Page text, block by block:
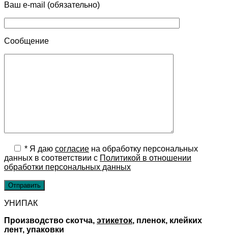
Ваш e-mail (обязательно)
Сообщение
* Я даю cогласие на обработку персональных
данных в соответствии с Политикой в отношении
обработки персональных данных
УНИПАК
Производство скотча, этикеток, пленок, клейких
лент, упаковки